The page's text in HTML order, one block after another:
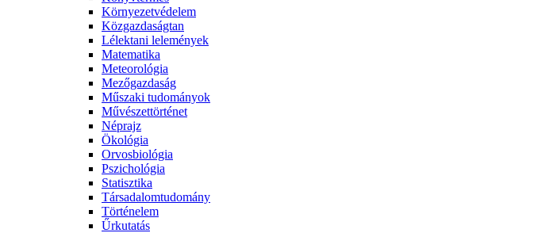
Környezetvédelem
Közgazdaságtan
Lélektani lelemények
Matematika
Meteorológia
Mezőgazdaság
Műszaki tudományok
Művészettörténet
Néprajz
Ökológia
Orvosbiológia
Pszichológia
Statisztika
Társadalomtudomány
Történelem
Űrkutatás